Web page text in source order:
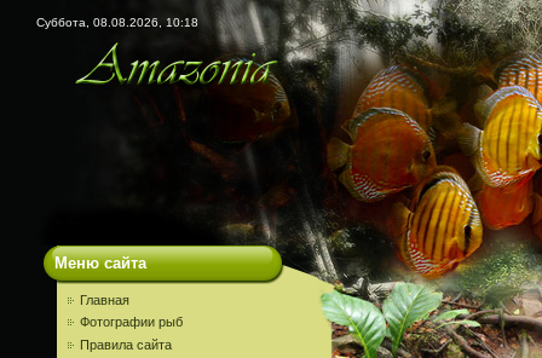
Суббота, 08.08.2026, 10:18
Меню сайта
Главная
Фотографии рыб
Правила сайта